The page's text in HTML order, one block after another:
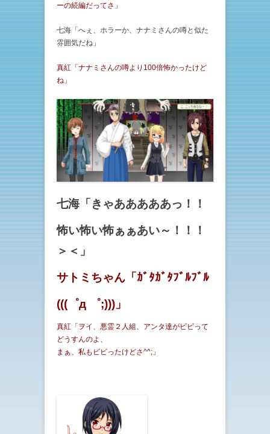
ーの続編だってさ」
七海「へぇ、ホラーか、ナナミさんの噂と似た
雰囲気だね」
真紅「ナナミさんの噂より100倍怖かったけど
ね」
七海「きゃあああああっ！！
怖い怖い怖ぁぁあい～！！！
＞＜」
サトミちゃん「ｶﾞﾀｶﾞﾀﾌﾞﾙﾌﾞﾙ
(((゜д ゜;)))」
真紅「ヲイ、悪霊２人組、アンタ達がビビって
どうすんのよ、
まぁ、私もビビったけどさ^^;」